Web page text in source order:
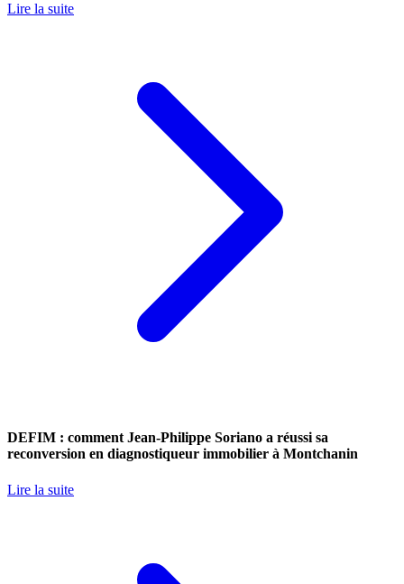
Lire la suite
DEFIM : comment Jean-Philippe Soriano a réussi sa
reconversion en diagnostiqueur immobilier à Montchanin
Lire la suite